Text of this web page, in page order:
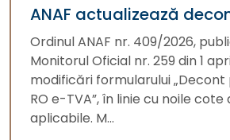
ANAF actualizează
Ordinul ANAF nr. 409/2026,
Monitorul Oficial nr. 259 din 1
modificări formularului
RO e-TVA”, în linie cu noile cote
aplicabile. M...